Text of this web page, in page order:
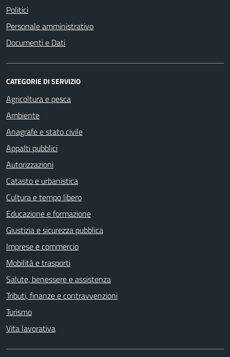
Politici
Personale amministrativo
Documenti e Dati
CATEGORIE DI SERVIZIO
Agricoltura e pesca
Ambiente
Anagrafe e stato civile
Appalti pubblici
Autorizzazioni
Catasto e urbanistica
Cultura e tempo libero
Educazione e formazione
Giustizia e sicurezza pubblica
Imprese e commercio
Mobilità e trasporti
Salute, benessere e assistenza
Tributi, finanze e contravvenzioni
Turismo
Vita lavorativa